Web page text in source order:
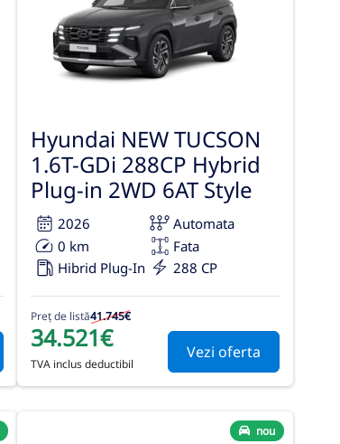
Hyundai NEW TUCSON
1.6T-GDi 288CP Hybrid
Plug-in 2WD 6AT Style
2026
Automata
0 km
Fata
Hibrid Plug-In
288 CP
Preț de listă41.745€
34.521€
TVA inclus deductibil
Vezi oferta
nou